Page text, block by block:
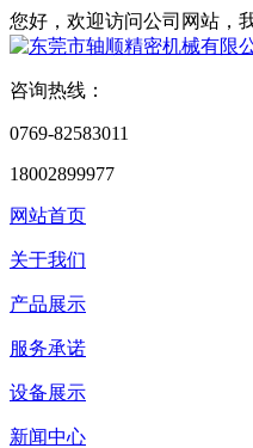
您好，欢迎访问公司网站，
咨询热线：
0769-82583011
18002899977
网站首页
关于我们
产品展示
服务承诺
设备展示
新闻中心